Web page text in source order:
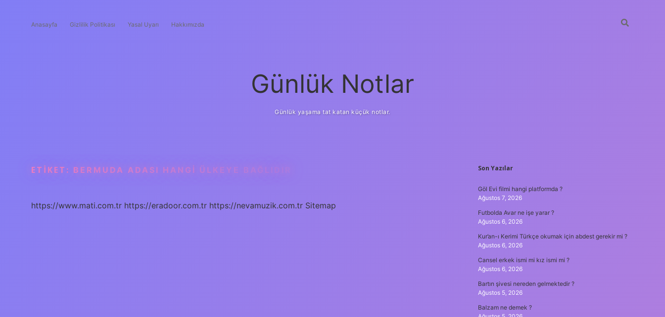
Anasayfa Gizlilik Politikası Yasal Uyarı Hakkımızda
Günlük Notlar
Günlük yaşama tat katan küçük notlar.
ETIKET: BERMUDA ADASI HANGI ÜLKEYE BAĞLIDIR
https://www.mati.com.tr https://eradoor.com.tr https://nevamuzik.com.tr Sitemap
SIDEBAR
Son Yazılar
Göl Evi filmi hangi platformda ?
Ağustos 7, 2026
Futbolda Avar ne işe yarar ?
Ağustos 6, 2026
Kur’an-ı Kerimi Türkçe okumak için abdest gerekir mi ?
Ağustos 6, 2026
Cansel erkek ismi mi kız ismi mi ?
Ağustos 6, 2026
Bartın şivesi nereden gelmektedir ?
Ağustos 5, 2026
Balzam ne demek ?